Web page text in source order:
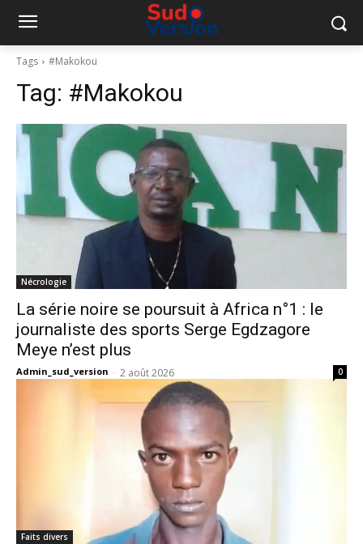
Tags #Makokou
Tag: #Makokou
Nécrologie
La série noire se poursuit à Africa n°1 : le
journaliste des sports Serge Egdzagore
Meye n’est plus
Admin_sud_version - 2 août 2026 0
Faits divers